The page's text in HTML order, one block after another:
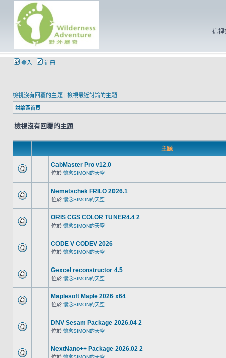
這裡
登入 註冊
檢視沒有回覆的主題 | 檢視最近討論的主題
討論區首頁
檢視沒有回覆的主題
主題
CabMaster Pro v12.0
位於 懷念SIMON的天空
Nemetschek FRILO 2026.1
位於 懷念SIMON的天空
ORIS CGS COLOR TUNER4.4 2
位於 懷念SIMON的天空
CODE V CODEV 2026
位於 懷念SIMON的天空
Gexcel reconstructor 4.5
位於 懷念SIMON的天空
Maplesoft Maple 2026 x64
位於 懷念SIMON的天空
DNV Sesam Package 2026.04 2
位於 懷念SIMON的天空
NextNano++ Package 2026.02 2